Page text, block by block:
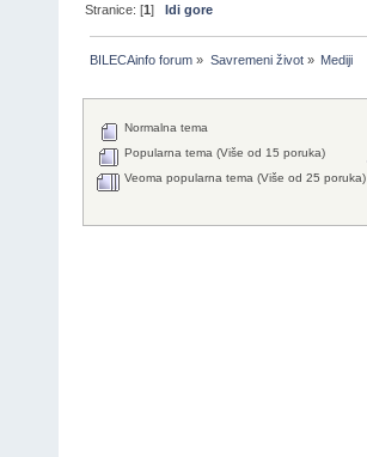
Stranice: [1]Idi gore
BILECAinfo forum » Savremeni život» Mediji
Normalna tema
Popularna tema (Više od 15 poruka)
Veoma popularna tema (Više od 25 poruka)